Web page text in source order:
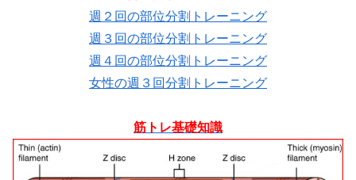
週２回の部位分割トレーニング
週３回の部位分割トレーニング
週４回の部位分割トレーニング
女性の週３回分割トレーニング
筋トレ基礎知識